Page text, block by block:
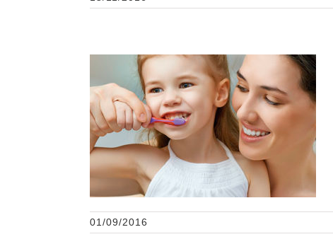
Recomendaciones para
niños/as con alto riesgo
de caries
01/09/2016